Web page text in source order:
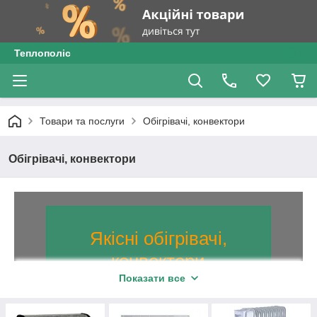
Теплополіс
Товари та послуги Обігрівачі, конвектори
Обігрівачі, конвектори
Якісні обігрівачі,
конвектори
маслонаповнених
Показати все